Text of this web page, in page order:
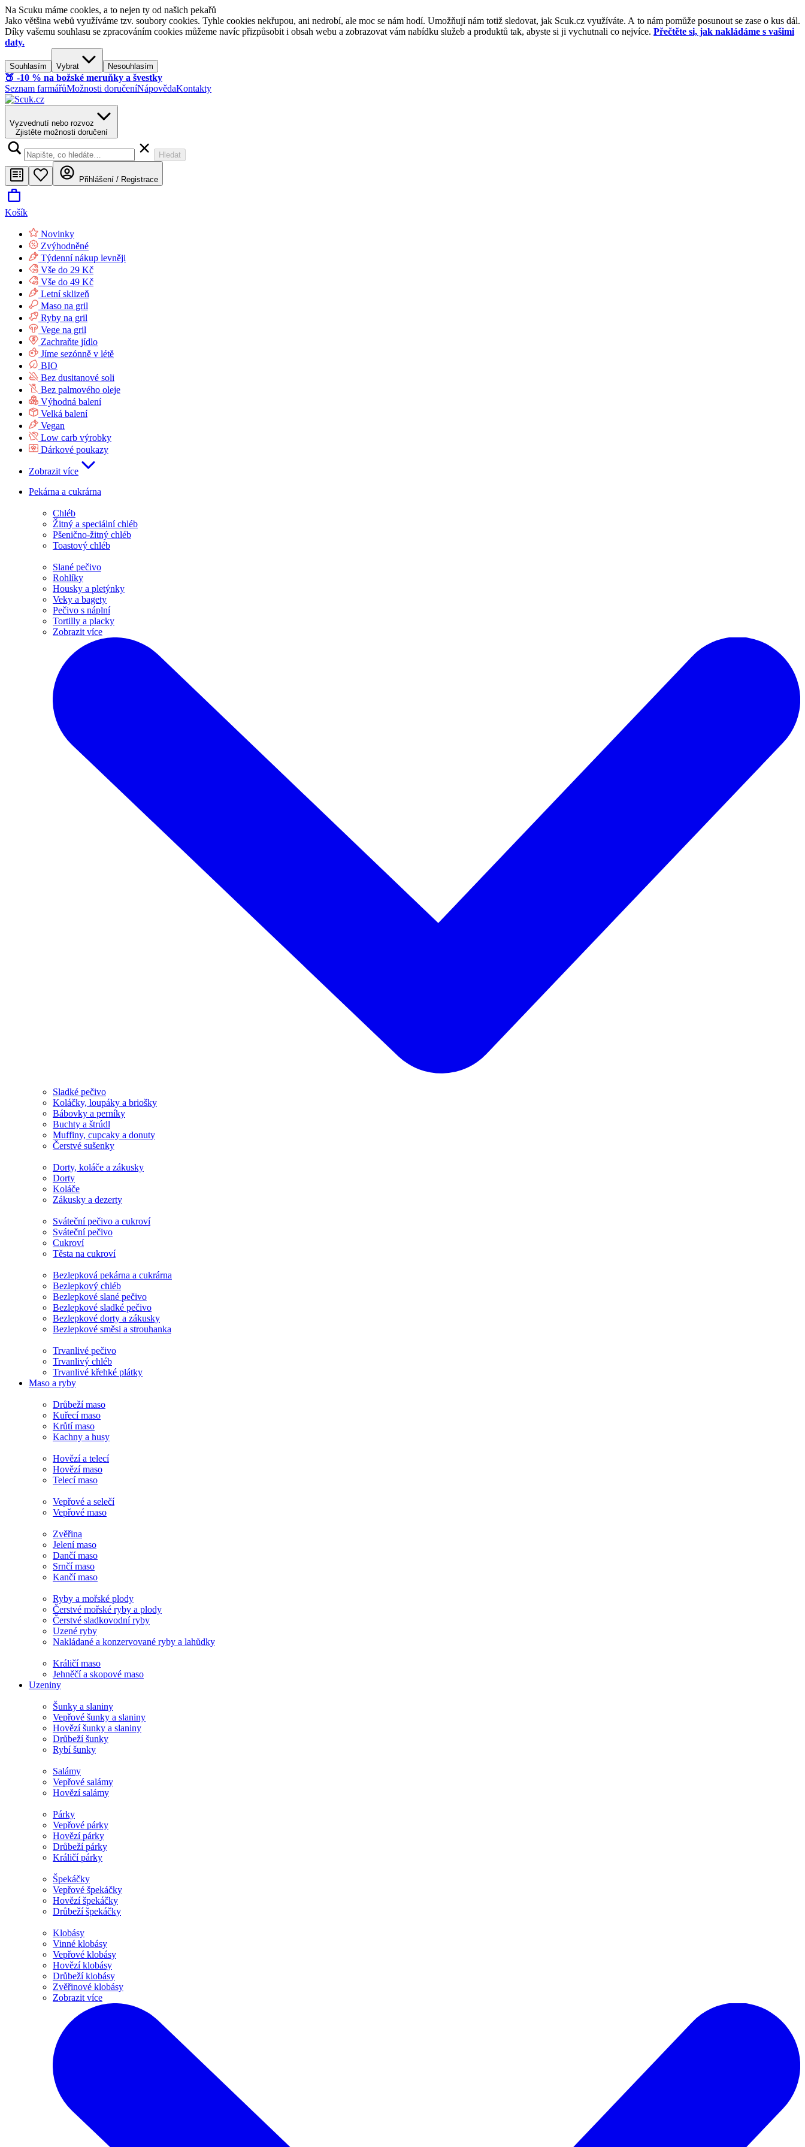
Na Scuku máme cookies, a to nejen ty od našich pekařů
Jako většina webů využíváme tzv. soubory cookies. Tyhle cookies nekřupou, ani nedrobí, ale moc se nám hodí. Umožňují nám totiž sledovat, jak Scuk.cz využíváte. A to nám pomůže posunout se zase o kus dál.
Díky vašemu souhlasu se zpracováním cookies můžeme navíc přizpůsobit i obsah webu a zobrazovat vám nabídku služeb a produktů tak, abyste si ji vychutnali co nejvíce. Přečtěte si, jak nakládáme s vašimi
daty.
Souhlasím Vybrat Nesouhlasím
🍑​ -10 % na božské meruňky a švestky
Seznam farmářůMožnosti doručeníNápovědaKontakty
Vyzvednutí nebo rozvoz
Zjistěte možnosti doručení
Hledat
Přihlášení / Registrace
Košík
Novinky
Zvýhodněné
Týdenní nákup levněji
Vše do 29 Kč
Vše do 49 Kč
Letní sklizeň
Maso na gril
Ryby na gril
Vege na gril
Zachraňte jídlo
Jíme sezónně v létě
BIO
Bez dusitanové soli
Bez palmového oleje
Výhodná balení
Velká balení
Vegan
Low carb výrobky
Dárkové poukazy
Zobrazit více
Pekárna a cukrárna
Chléb
Žitný a speciální chléb
Pšenično-žitný chléb
Toastový chléb
Slané pečivo
Rohlíky
Housky a pletýnky
Veky a bagety
Pečivo s náplní
Tortilly a placky
Zobrazit více
Sladké pečivo
Koláčky, loupáky a briošky
Bábovky a perníky
Buchty a štrúdl
Muffiny, cupcaky a donuty
Čerstvé sušenky
Dorty, koláče a zákusky
Dorty
Koláče
Zákusky a dezerty
Sváteční pečivo a cukroví
Sváteční pečivo
Cukroví
Těsta na cukroví
Bezlepková pekárna a cukrárna
Bezlepkový chléb
Bezlepkové slané pečivo
Bezlepkové sladké pečivo
Bezlepkové dorty a zákusky
Bezlepkové směsi a strouhanka
Trvanlivé pečivo
Trvanlivý chléb
Trvanlivé křehké plátky
Maso a ryby
Drůbeží maso
Kuřecí maso
Krůtí maso
Kachny a husy
Hovězí a telecí
Hovězí maso
Telecí maso
Vepřové a selečí
Vepřové maso
Zvěřina
Jelení maso
Dančí maso
Srnčí maso
Kančí maso
Ryby a mořské plody
Čerstvé mořské ryby a plody
Čerstvé sladkovodní ryby
Uzené ryby
Nakládané a konzervované ryby a lahůdky
Králičí maso
Jehněčí a skopové maso
Uzeniny
Šunky a slaniny
Vepřové šunky a slaniny
Hovězí šunky a slaniny
Drůbeží šunky
Rybí šunky
Salámy
Vepřové salámy
Hovězí salámy
Párky
Vepřové párky
Hovězí párky
Drůbeží párky
Králičí párky
Špekáčky
Vepřové špekáčky
Hovězí špekáčky
Drůbeží špekáčky
Klobásy
Vinné klobásy
Vepřové klobásy
Hovězí klobásy
Drůbeží klobásy
Zvěřinové klobásy
Zobrazit více